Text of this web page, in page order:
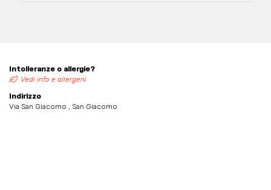
Intolleranze o allergie?
Vedi info e allergeni
Indirizzo
Via San Giacomo , San Giacomo